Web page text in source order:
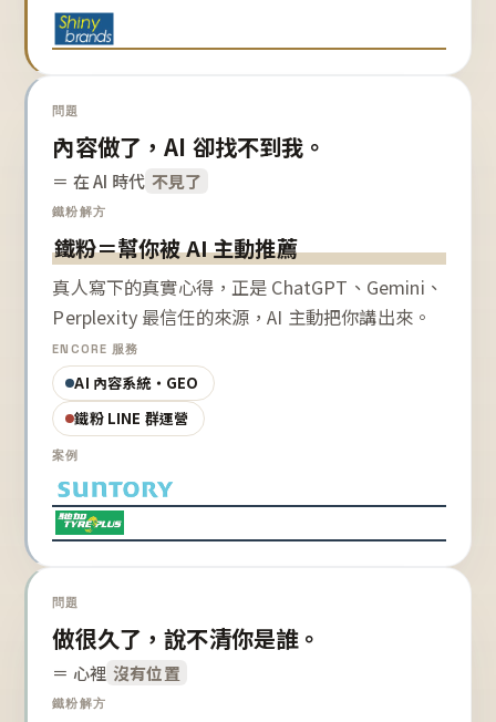
問題
內容做了，AI 卻找不到我。
＝ 在 AI 時代 不見了
鐵粉解方
鐵粉＝幫你被 AI 主動推薦
真人寫下的真實心得，正是 ChatGPT、Gemini、
Perplexity 最信任的來源，AI 主動把你講出來。
ENCORE 服務
AI 內容系統・GEO
鐵粉 LINE 群運營
案例
問題
做很久了，說不清你是誰。
＝ 心裡 沒有位置
鐵粉解方